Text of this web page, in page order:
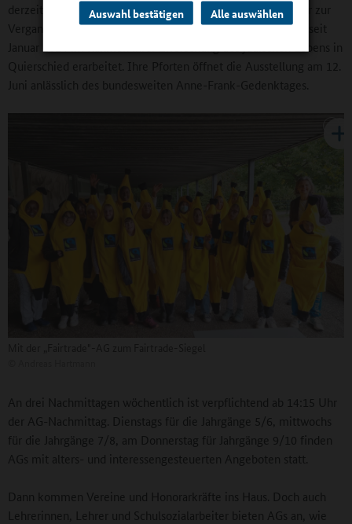
Auswahl bestätigen Alle auswählen
derzeit die Ausstellung „Tagebuch der Anne Frank – Fenster zur
Vergangenheit“. Sie wurde von der Projektgruppe Q-istorie seit
Januar 2024 im Rahmen ihrer Erforschung des jüdischen Lebens in
Quierschied erarbeitet. Ihre Pforten öffnet die Ausstellung am 12.
Juni anlässlich des bundesweiten Anne-Frank-Gedenktages.
An drei Nachmittagen wöchentlich ist verpflichtend ab 14:15 Uhr
der AG-Nachmittag. Dienstags für die Jahrgänge 5/6, mittwochs
für die Jahrgänge 7/8, am Donnerstag für Jahrgänge 9/10 finden
AGs mit alters- und interessengesteuerten Angeboten statt.
Dann kommen Vereine und Honorarkräfte ins Haus. Doch auch
Lehrerinnen, Lehrer und Schulsozialarbeiter bieten AGs an, wie